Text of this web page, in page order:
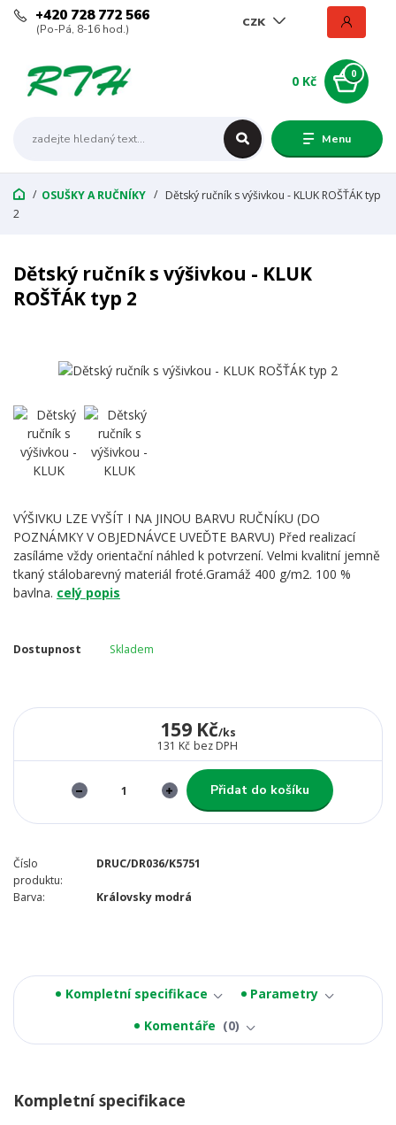
Menu
CZK
+420 728 772 566
(Po-Pá, 8-16 hod.)
0
0 Kč
OSUŠKY A RUČNÍKY
Dětský ručník s výšivkou - KLUK ROŠŤÁK typ
2
Dětský ručník s výšivkou - KLUK
ROŠŤÁK typ 2
VÝŠIVKU LZE VYŠÍT I NA JINOU BARVU RUČNÍKU (DO
POZNÁMKY V OBJEDNÁVCE UVEĎTE BARVU) Před realizací
zasíláme vždy orientační náhled k potvrzení. Velmi kvalitní jemně
tkaný stálobarevný materiál froté.Gramáž 400 g/m2. 100 %
bavlna. celý popis
Dostupnost Skladem
159 Kč/ks
131 Kč bez DPH
Přidat do košíku
Číslo
produktu:
DRUC/DR036/K5751
Barva: Královsky modrá
Kompletní specifikace
Parametry
Komentáře
0
Kompletní specifikace